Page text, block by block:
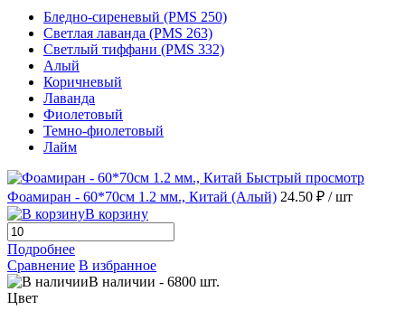
Бледно-сиреневый (PMS 250)
Светлая лаванда (PMS 263)
Светлый тиффани (PMS 332)
Алый
Коричневый
Лаванда
Фиолетовый
Темно-фиолетовый
Лайм
Быстрый просмотр
Фоамиран - 60*70см 1.2 мм., Китай (Алый) 24.50 ₽ / шт
В корзину
Подробнее
Сравнение В избранное
В наличии - 6800 шт.
Цвет